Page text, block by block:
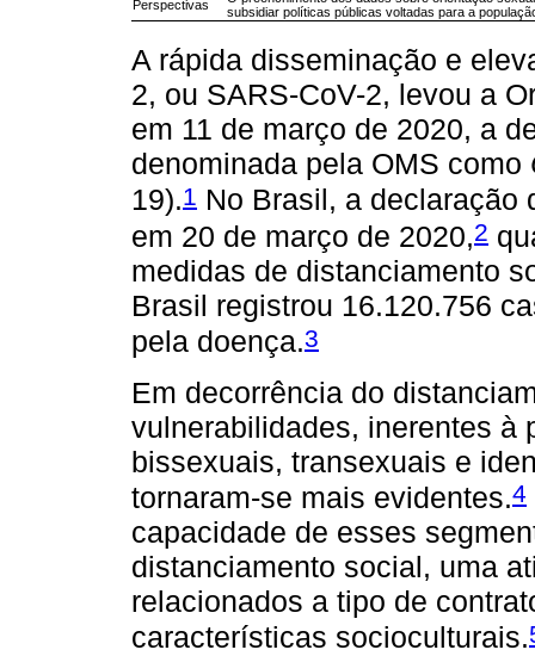
Perspectivas
subsidiar políticas públicas voltadas para a
A rápida disseminação e
2, ou SARS-CoV-2, levou a
em 11 de março de 2020, a
denominada pela OMS como
19).1 No Brasil, a declaração
em 20 de março de 2020,2
medidas de distanciamento
Brasil registrou 16.120.756
pela doença.3
Em decorrência do
vulnerabilidades, inerentes
bissexuais, transexuais e
tornaram-se mais evidentes.4
capacidade de esses
distanciamento social, uma
relacionados a tipo de
características socioculturais.